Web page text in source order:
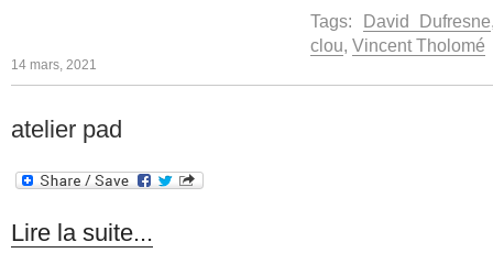
Tags: David Dufresne
clou, Vincent Tholomé
14 mars, 2021
atelier pad
Lire la suite...